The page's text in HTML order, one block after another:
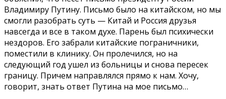
Владимиру Путину. Письмо было на китайском, но мы
смогли разобрать суть — Китай и Россия друзья
навсегда и все в таком духе. Парень был психически
нездоров. Его забрали китайские пограничники,
поместили в клинику. Он пролечился, но на
следующий год ушел из больницы и снова пересек
границу. Причем направлялся прямо к нам. Хочу,
говорит, знать ответ Путина на мое письмо…